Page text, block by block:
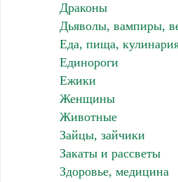
Драконы
Дьяволы, вампиры,
Еда, пища,
Единороги
Ежики
Женщины
Животные
Зайцы, зайчики
Закаты и рассветы
Здоровье, медицина